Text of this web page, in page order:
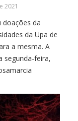
2021
doações da
da Upa de
a mesma. A
segunda-feira,
Macedo, em